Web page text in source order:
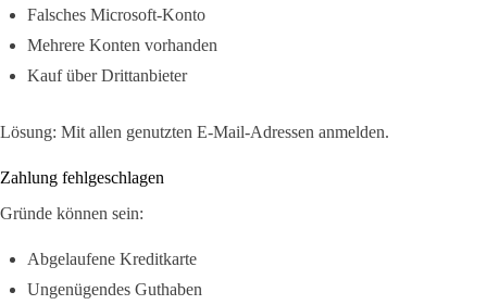
Falsches Microsoft-Konto
Mehrere Konten vorhanden
Kauf über Drittanbieter
Lösung: Mit allen genutzten E-Mail-Adressen anmelden.
Zahlung fehlgeschlagen
Gründe können sein:
Abgelaufene Kreditkarte
Ungenügendes Guthaben